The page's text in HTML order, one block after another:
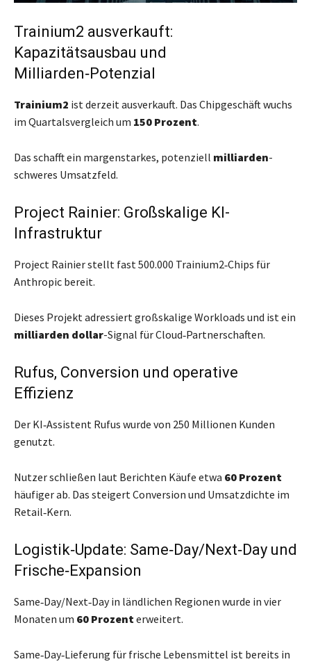
Trainium2 ausverkauft:
Kapazitätsausbau und
Milliarden‑Potenzial
Trainium2 ist derzeit ausverkauft. Das Chipgeschäft wuchs
im Quartalsvergleich um 150 Prozent.
Das schafft ein margenstarkes, potenziell milliarden-
schweres Umsatzfeld.
Project Rainier: Großskalige KI-
Infrastruktur
Project Rainier stellt fast 500.000 Trainium2‑Chips für
Anthropic bereit.
Dieses Projekt adressiert großskalige Workloads und ist ein
milliarden dollar-Signal für Cloud‑Partnerschaften.
Rufus, Conversion und operative
Effizienz
Der KI‑Assistent Rufus wurde von 250 Millionen Kunden
genutzt.
Nutzer schließen laut Berichten Käufe etwa 60 Prozent
häufiger ab. Das steigert Conversion und Umsatzdichte im
Retail‑Kern.
Logistik‑Update: Same‑Day/Next‑Day und
Frische‑Expansion
Same‑Day/Next‑Day in ländlichen Regionen wurde in vier
Monaten um 60 Prozenterweitert.
Same‑Day‑Lieferung für frische Lebensmittel ist bereits in